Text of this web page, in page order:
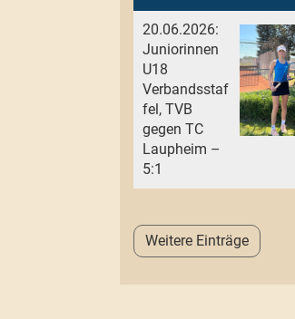
20.06.2026:
Juniorinnen
U18
Verbandsstaf
fel, TVB
gegen TC
Laupheim –
5:1
Weitere Einträge